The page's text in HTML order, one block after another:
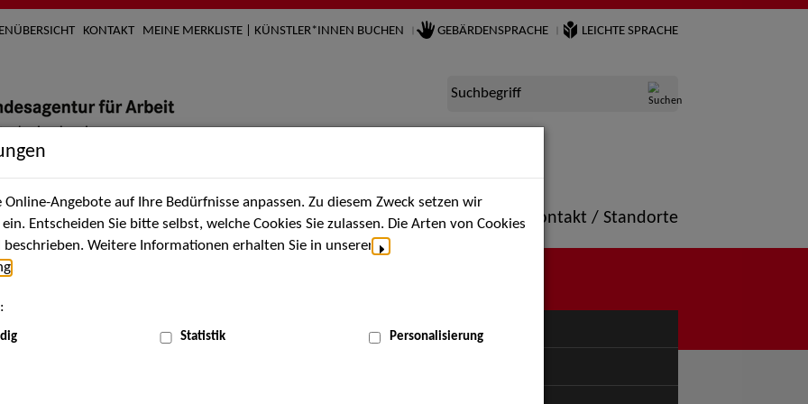
KONTAKT MEINE MERKLISTE | KÜNSTLER*INNEN BUCHEN GEBÄRDENSPRACHE LEICHTE SPRACHE
Suchbegriff
Künstler*innen Über uns Aktuelles Termine Portfolio Kontakt / Standorte
MENÜ
Angebote auf Ihre Bedürfnisse anpassen. Zu diesem Zweck setzen wir
Entscheiden Sie bitte selbst, welche Cookies Sie zulassen. Die Arten von Cookies
Weitere Informationen erhalten Sie in unserer
Statistik Personalisierung